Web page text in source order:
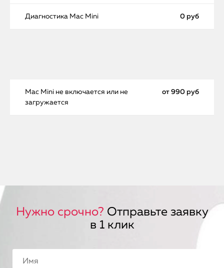
Диагностика Mac Mini 0 руб
Mac Mini не включается или не
загружается
от 990 руб
Нужно срочно? Отправьте заявку
в 1 клик